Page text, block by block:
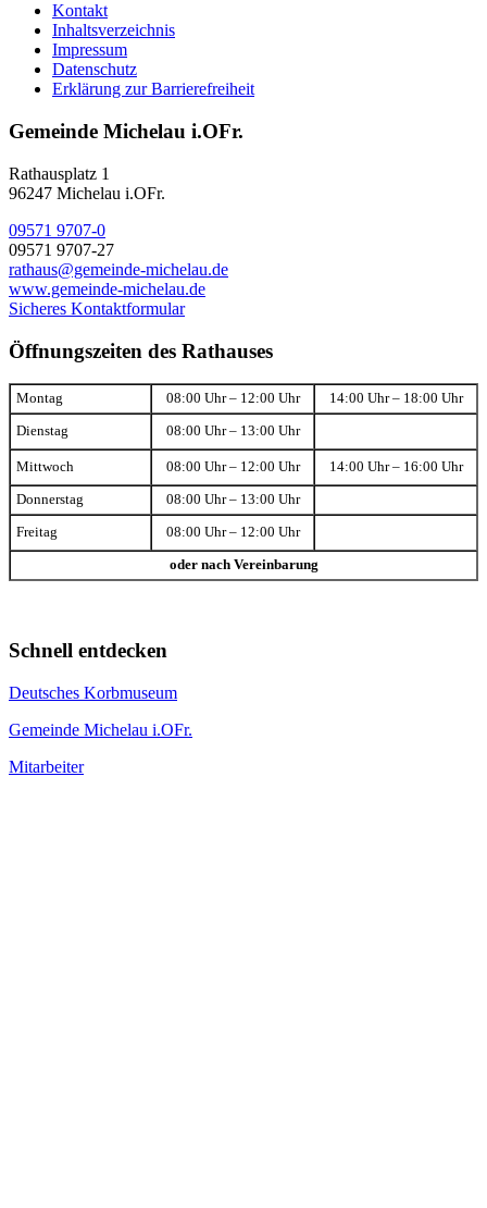
Kontakt
Inhaltsverzeichnis
Impressum
Datenschutz
Erklärung zur Barrierefreiheit
Gemeinde Michelau i.OFr.
Rathausplatz 1
96247 Michelau i.OFr.
09571 9707-0
09571 9707-27
rathaus@gemeinde-michelau.de
www.gemeinde-michelau.de
Sicheres Kontaktformular
Öffnungszeiten des Rathauses
Montag 08:00 Uhr – 12:00 Uhr 14:00 Uhr – 18:00 Uhr
Dienstag 08:00 Uhr – 13:00 Uhr
Mittwoch 08:00 Uhr – 12:00 Uhr 14:00 Uhr – 16:00 Uhr
Donnerstag 08:00 Uhr – 13:00 Uhr
Freitag 08:00 Uhr – 12:00 Uhr
oder nach Vereinbarung
Schnell entdecken
Deutsches Korbmuseum
Gemeinde Michelau i.OFr.
Mitarbeiter